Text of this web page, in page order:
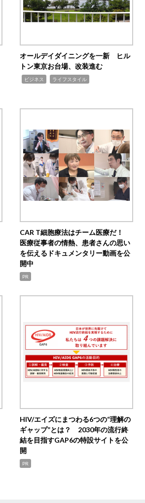
オールデイダイニングを一新 ヒル
トン東京お台場、改装進む
ビジネス ライフスタイル
CAR T細胞療法はチーム医療だ！
医療従事者の情熱、患者さんの思い
を伝えるドキュメンタリー動画を公
開中
PR
HIV/エイズにまつわる6つの“理解の
ギャップ”とは？ 2030年の流行終
結を目指すGAP6の特設サイトを公
開
PR